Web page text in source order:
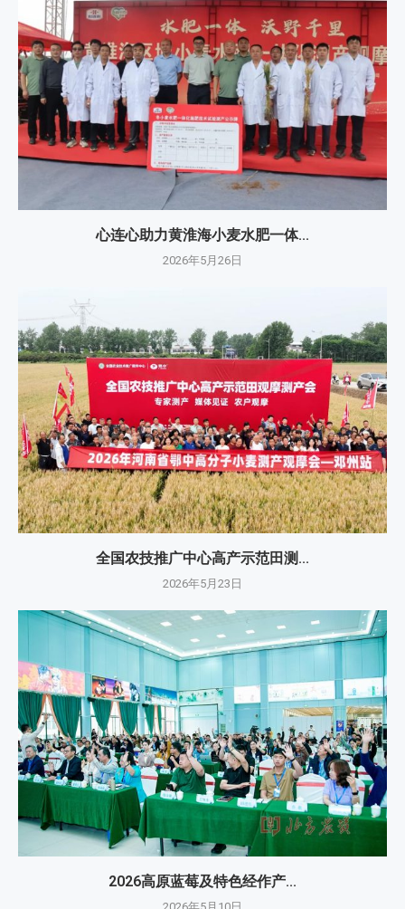
心连心助力黄淮海小麦水肥一体...
2026年5月26日
全国农技推广中心高产示范田测...
2026年5月23日
2026高原蓝莓及特色经作产...